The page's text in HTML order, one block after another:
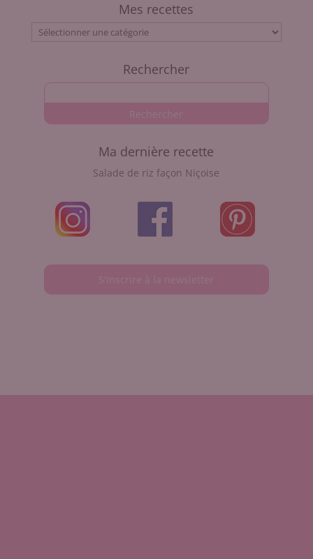
Mes recettes
Mes
Rechercher
Ma dernière recette
Salade de riz façon Niçoise
S'inscrire à la newsletter